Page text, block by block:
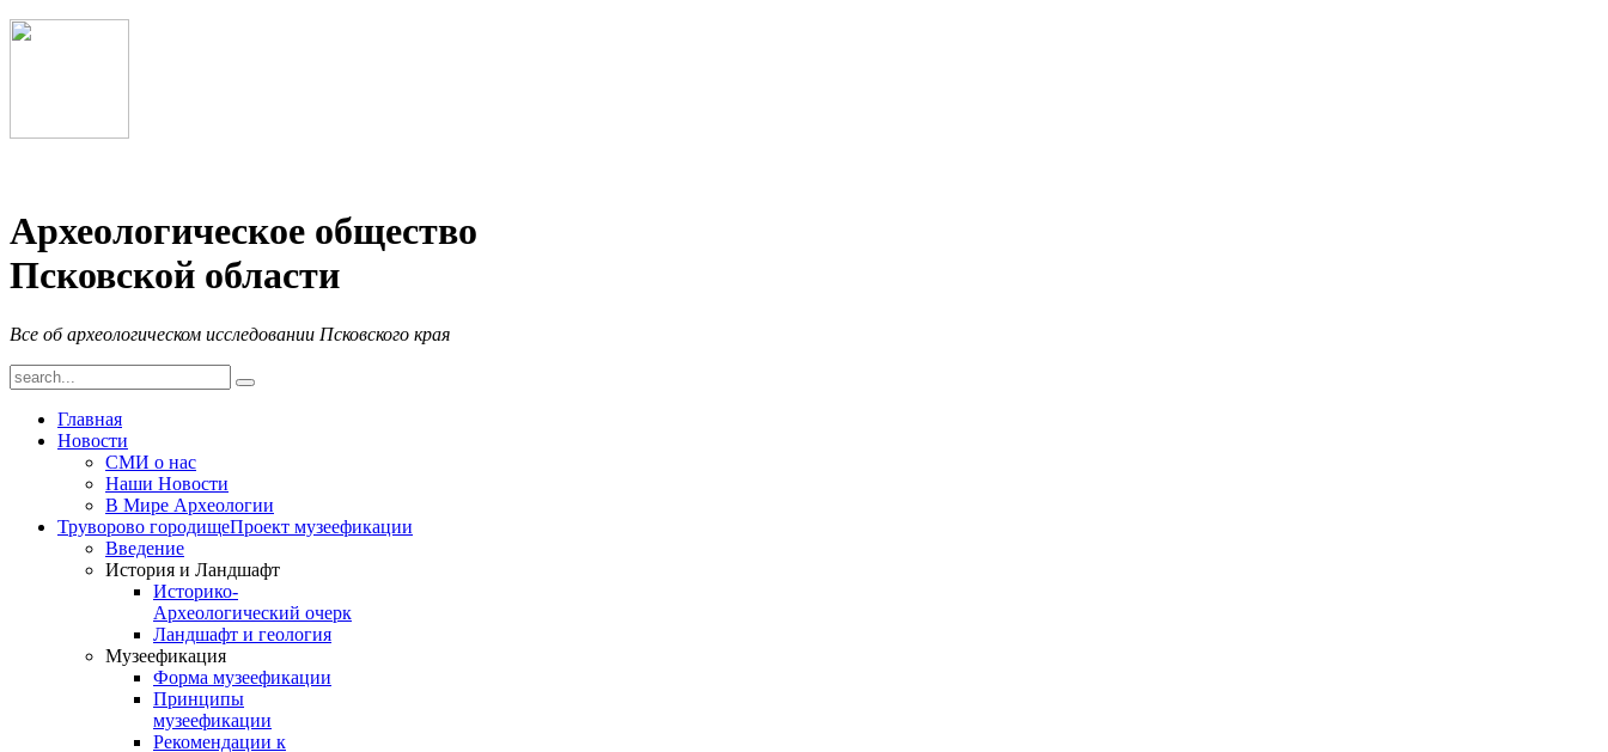
Археологическое общество
Псковской области
Все об археологическом исследовании Псковского края
Главная
Новости
СМИ о нас
Наши Новости
В Мире Археологии
Труворово городищеПроект музеефикации
Введение
История и Ландшафт
Историко-
Археологический очерк
Ландшафт и геология
Музеефикация
Форма музеефикации
Принципы
музеефикации
Рекомендации к